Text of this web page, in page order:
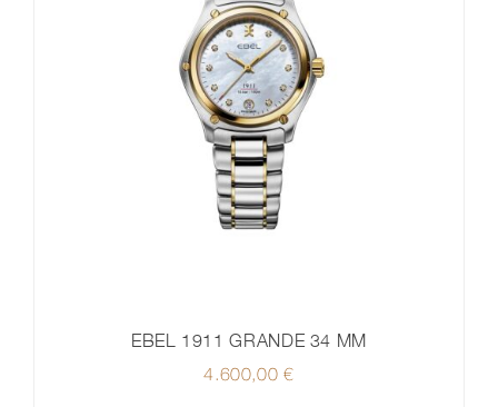
EBEL 1911 GRANDE 34 MM
4.600,00€